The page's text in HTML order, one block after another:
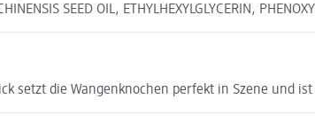
SEED OIL, ETHYLHEXYLGLYCERIN,
setzt die Wangenknochen perfekt in Szene und